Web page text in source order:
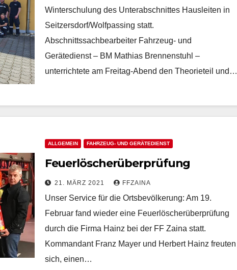
Winterschulung des Unterabschnittes Hausleiten in
Seitzersdorf/Wolfpassing statt.
Abschnittssachbearbeiter Fahrzeug- und
Gerätedienst – BM Mathias Brennenstuhl –
unterrichtete am Freitag-Abend den Theorieteil und…
ALLGEMEIN FAHRZEUG- UND GERÄTEDIENST
Feuerlöscherüberprüfung
21. MÄRZ 2021 FFZAINA
Unser Service für die Ortsbevölkerung: Am 19.
Februar fand wieder eine Feuerlöscherüberprüfung
durch die Firma Hainz bei der FF Zaina statt.
Kommandant Franz Mayer und Herbert Hainz freuten
sich, einen…